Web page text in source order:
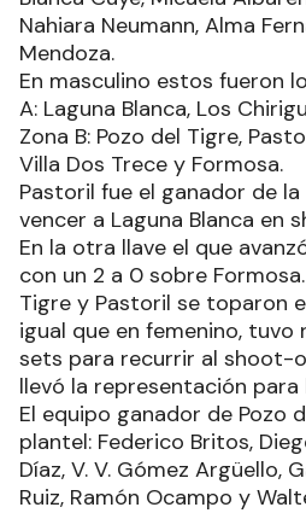
Nahiara Neumann, Alma
Mendoza.
En masculino estos fueron
A: Laguna Blanca, Los
Zona B: Pozo del Tigre,
Villa Dos Trece y Formosa.
Pastoril fue el ganador de
vencer a Laguna Blanca en
En la otra llave el que
con un 2 a 0 sobre Formosa.
Tigre y Pastoril se toparon
igual que en femenino, tuvo
sets para recurrir al shoot-
llevó la representación para
El equipo ganador de Pozo
plantel: Federico Britos,
Díaz, V. V. Gómez Argüello,
Ruiz, Ramón Ocampo y